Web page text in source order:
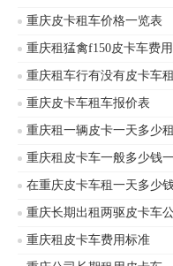
重庆皮卡租车价格一览表
重庆租猛禽f150皮卡车费
重庆租车行有没有皮卡车
重庆皮卡车租车报价表
重庆租一辆皮卡一天多少
重庆租皮卡车一般多少钱
在重庆皮卡车租一天多少
重庆长期出租两驱皮卡车
重庆租皮卡车费用标准